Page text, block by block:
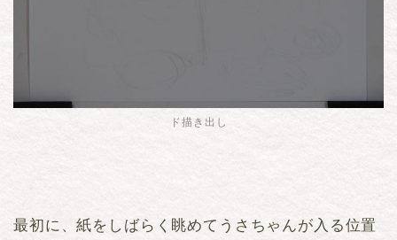
ド描き出し
最初に、紙をしばらく眺めてうさちゃんが入る位置